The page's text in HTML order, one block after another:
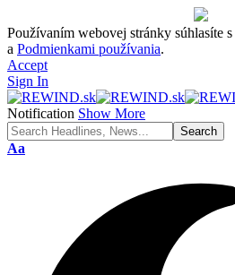
Používaním webovej stránky súhlasíte s
a Podmienkami používania.
Accept
Sign In
Notification Show More
Font
Aa